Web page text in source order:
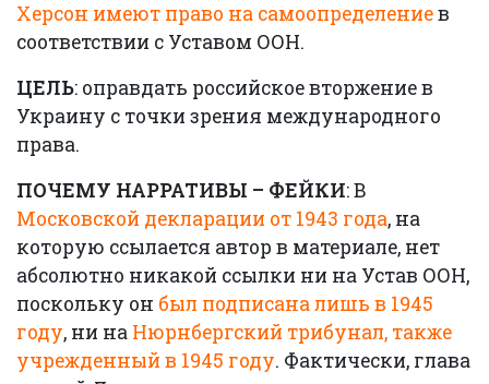
Херсон имеют право на самоопределениев
соответствии с Уставом ООН.
ЦЕЛЬ: оправдать российское вторжение в
Украину с точки зрения международного
права.
ПОЧЕМУ НАРРАТИВЫ – ФЕЙКИ: В
Московской декларации от 1943 года, на
которую ссылается автор в материале, нет
абсолютно никакой ссылки ни на Устав ООН,
поскольку он был подписана лишь в 1945
году, ни на Нюрнбергский трибунал, также
учрежденный в 1945 году. Фактически, глава